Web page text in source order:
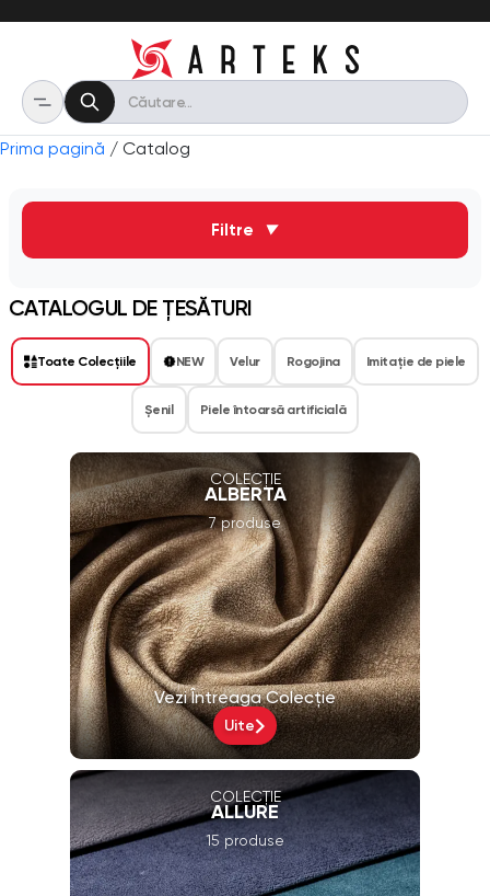
Prima pagină / Catalog
Filtre ▼
CATALOGUL DE ȚESĂTURI
Toate Colecțiile NEW Velur Rogojina Imitaţie de piele
Șenil Piele întoarsă artificială
COLECȚIE
ALBERTA
7 produse
Vezi Întreaga Colecție
Uite
COLECȚIE
ALLURE
15 produse